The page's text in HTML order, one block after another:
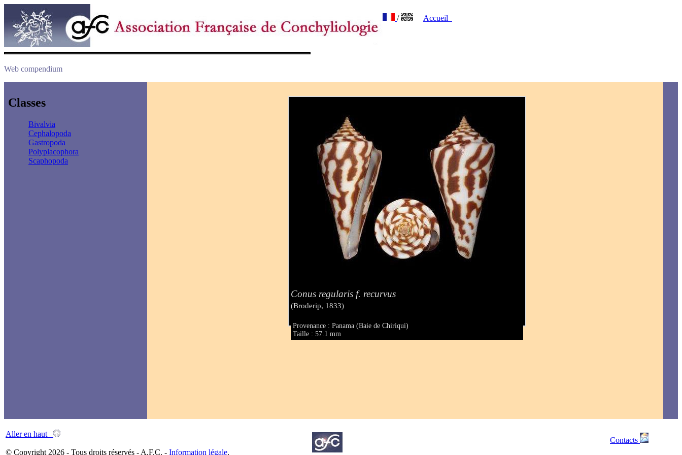
/ Accueil
Web compendium
Classes
Bivalvia
Cephalopoda
Gastropoda
Polyplacophora
Scaphopoda
Conus regularis f. recurvus
(Broderip, 1833)
Provenance : Panama (Baie de Chiriqui)
Taille : 57.1 mm
Aller en haut
© Copyright 2026 - Tous droits réservés - A.F.C. - Information légale.
Contacts